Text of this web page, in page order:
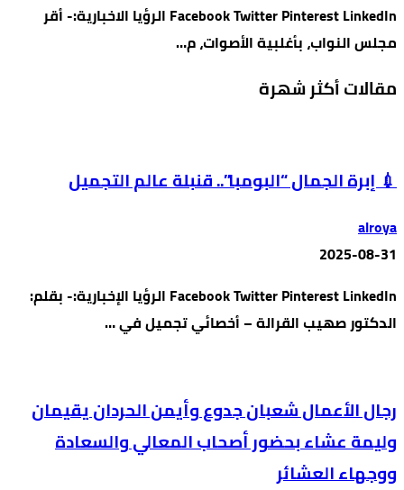
Facebook Twitter Pinterest LinkedIn الرؤيا الاخبارية:- أقر
مجلس النواب، بأغلبية الأصوات، م…
مقالات أكثر شهرة
💉 إبرة الجمال “البومبا”.. قنبلة عالم التجميل
alroya
2025-08-31
Facebook Twitter Pinterest LinkedIn الرؤيا الإخبارية:- بقلم:
الدكتور صهيب القرالة – أخصائي تجميل في …
رجال الأعمال شعبان جدوع وأيمن الحردان يقيمان
وليمة عشاء بحضور أصحاب المعالي والسعادة
ووجهاء العشائر